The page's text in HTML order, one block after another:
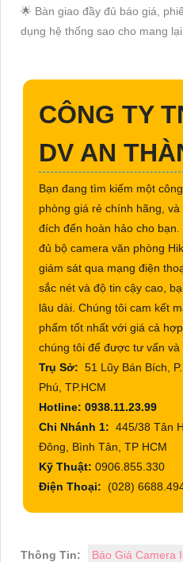
🌟 Bàn giao đầy đủ báo giá,
dụng hệ thống sao cho mang
CÔNG TY
DV AN
Bạn đang tìm kiếm một
phòng giá rẻ chính hãng,
đích đến hoàn hảo cho
đủ bộ camera văn phòng
giám sát qua mạng điện
sắc nét và độ tin cậy cao,
lâu dài. Chúng tôi cam kết
phẩm tốt nhất với giá cả
chúng tôi để được tư vấn và
Trụ Sở: 51 Lũy Bán Bích,
Phú, TP.HCM
Hotline: 0938.11.23.99
Chi Nhánh 1: 445/38 Tân
Đông, Bình Tân, TP HCM
Kỹ Thuật: 0906.855.330
Điện Thoại: (028)
Thông Tin: Báo Giá Camera